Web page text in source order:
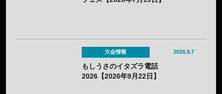
大会情報 2026.8.7
もしうさのイタズラ電話
2026【2026年9月22日】